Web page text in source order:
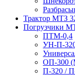
Трактор МТЗ
Погрузчики
ПТМ-0,4
УН-П-
ОП-300
П-320 /